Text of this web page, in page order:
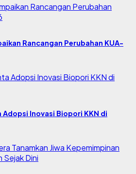
Rancangan Perubahan KUA-
Adopsi Inovasi Biopori KKN di